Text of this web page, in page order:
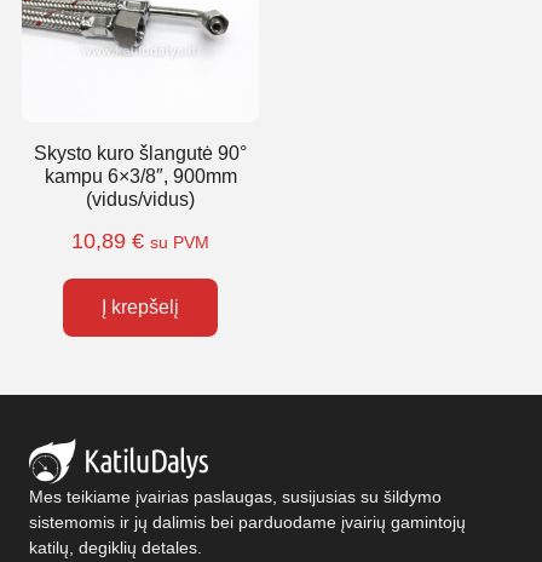
Skysto kuro šlangutė 90°
kampu 6×3/8″, 900mm
(vidus/vidus)
10,89 € su PVM
Į krepšelį
Mes teikiame įvairias paslaugas, susijusias su šildymo
sistemomis ir jų dalimis bei parduodame įvairių gamintojų
katilų, degiklių detales.